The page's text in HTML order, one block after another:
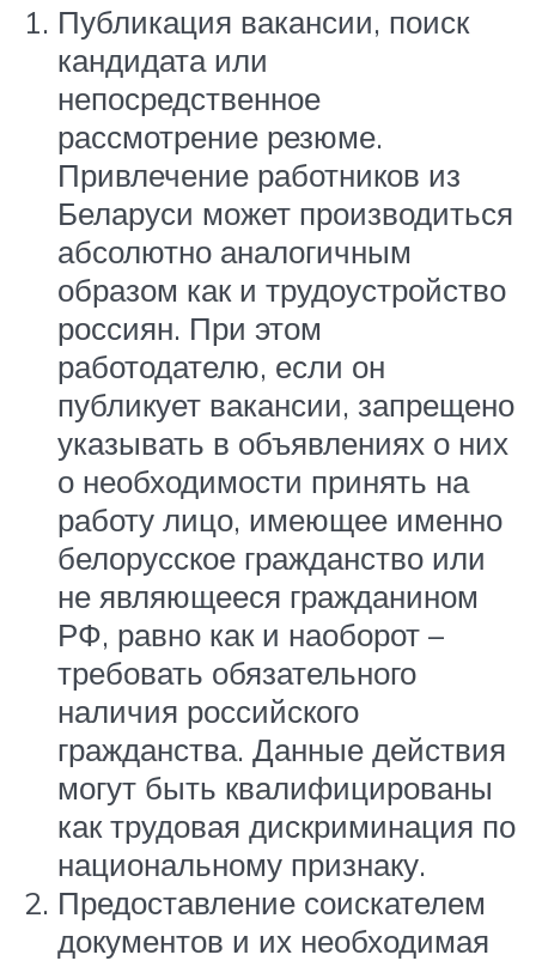
Публикация вакансии, поиск
кандидата или
непосредственное
рассмотрение резюме.
Привлечение работников из
Беларуси может производиться
абсолютно аналогичным
образом как и трудоустройство
россиян. При этом
работодателю, если он
публикует вакансии, запрещено
указывать в объявлениях о них
о необходимости принять на
работу лицо, имеющее именно
белорусское гражданство или
не являющееся гражданином
РФ, равно как и наоборот –
требовать обязательного
наличия российского
гражданства. Данные действия
могут быть квалифицированы
как трудовая дискриминация по
национальному признаку.
Предоставление соискателем
документов и их необходимая